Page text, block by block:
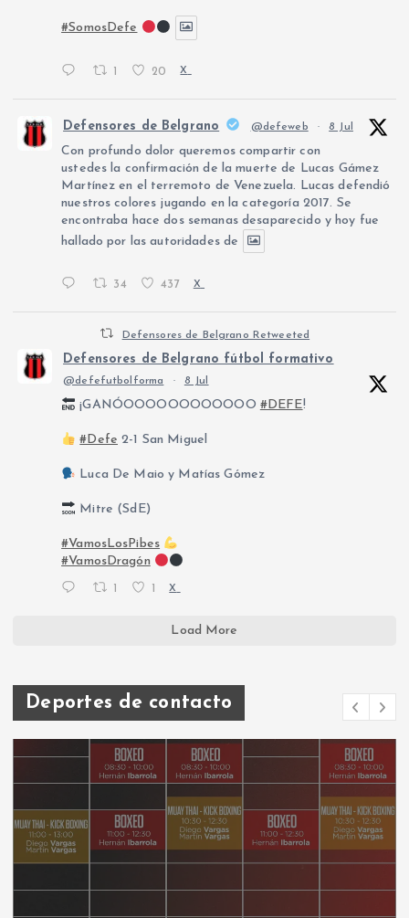
#SomosDefe
1 20 X
Defensores de Belgrano @defeweb · 8 Jul
Con profundo dolor queremos compartir con
ustedes la confirmación de la muerte de Lucas Gámez
Martínez en el terremoto de Venezuela. Lucas defendió
nuestros colores jugando en la categoría 2017. Se
encontraba hace dos semanas desaparecido y hoy fue
hallado por las autoridades de
34 437 X
Defensores de Belgrano Retweeted
Defensores de Belgrano fútbol formativo
@defefutbolforma · 8 Jul
¡GANÓOOOOOOOOOOOO #DEFE!
#Defe 2-1 San Miguel
Luca De Maio y Matías Gómez
Mitre (SdE)
#VamosLosPibes
#VamosDragón
X
Load More
Deportes de contacto